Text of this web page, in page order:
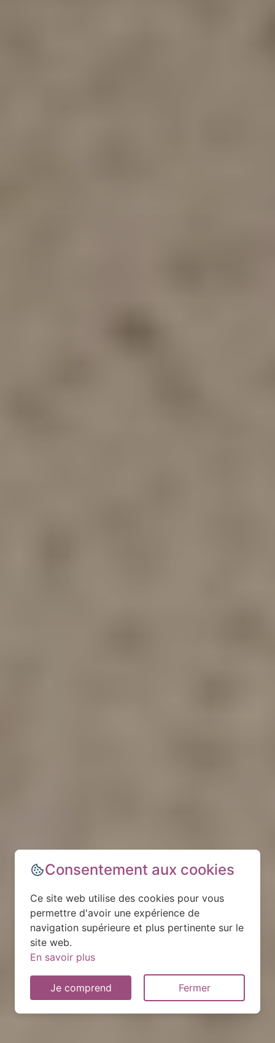
Consentement aux cookies
Ce site web utilise des cookies pour vous
permettre d'avoir une expérience de
navigation supérieure et plus pertinente sur le
site web.
En savoir plus
Je comprend Fermer